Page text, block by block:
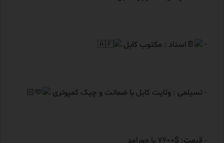
- اسناد : مکتوب کابل
- تسیلمی : ولایت کابل با ضمانت و چیک کمپوتری
- قیمت: $7600 با جورامد